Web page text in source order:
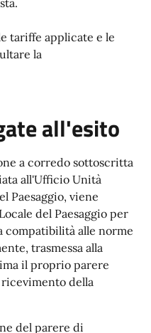
.
tariffe applicate e le
la
all'esito
a corredo sottoscritta
all'Ufficio Unità
Paesaggio, viene
del Paesaggio per
compatibilità alle norme
trasmessa alla
il proprio parere
della
del parere di